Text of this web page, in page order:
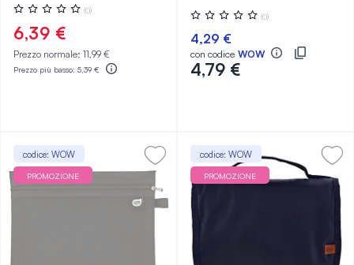
Valutazione:
0%
(0)
6,39 €
Prezzo normale: 11,99 €
Prezzo più basso: 5,39 €
Valutazione:
0%
(0)
4,29 €
con codice WOW
4,79 €
codice: WOW
PROMOZIONE
codice: WOW
PROMOZIONE